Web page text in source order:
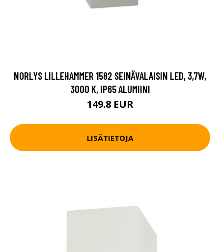
NORLYS LILLEHAMMER 1582 SEINÄVALAISIN LED, 3,7W,
3000 K, IP65 ALUMIINI
149.8 EUR
LISÄTIETOJA